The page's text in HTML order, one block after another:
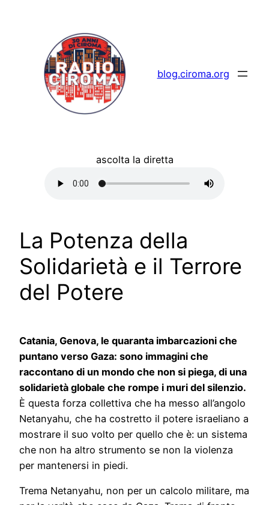
blog.ciroma.org
ascolta la diretta
La Potenza della
Solidarietà e il Terrore
del Potere
Catania, Genova, le quaranta imbarcazioni che
puntano verso Gaza: sono immagini che
raccontano di un mondo che non si piega, di una
solidarietà globale che rompe i muri del silenzio.
È questa forza collettiva che ha messo all’angolo
Netanyahu, che ha costretto il potere israeliano a
mostrare il suo volto per quello che è: un sistema
che non ha altro strumento se non la violenza
per mantenersi in piedi.
Trema Netanyahu, non per un calcolo militare, ma